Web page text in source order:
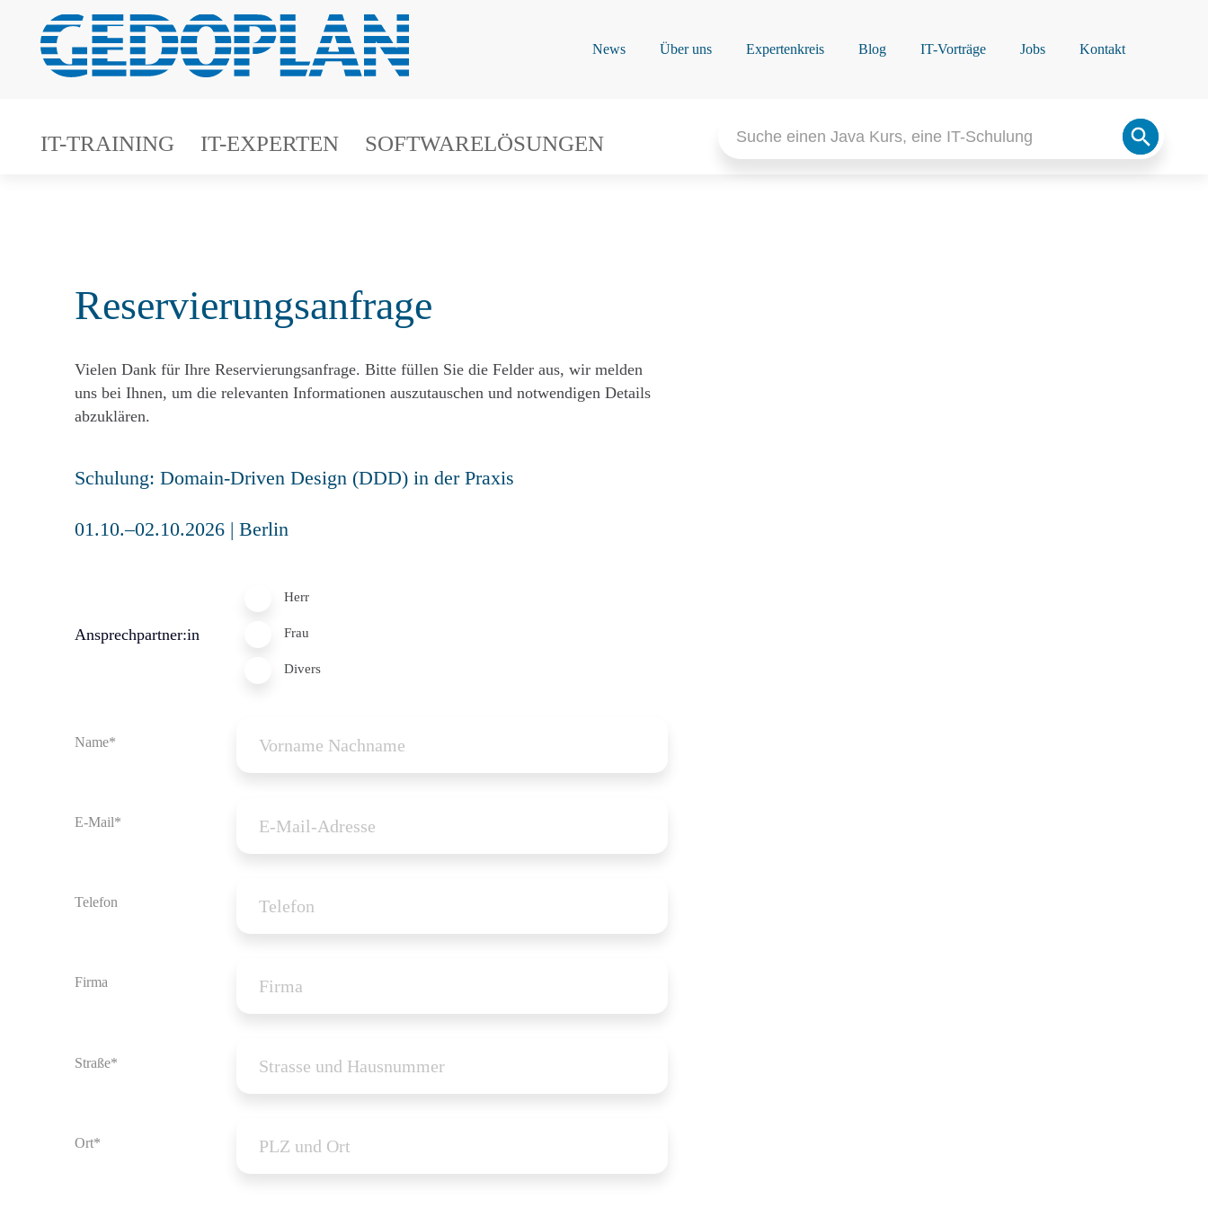
News Über uns Expertenkreis Blog IT-Vorträge Jobs Kontakt
IT-TRAINING IT-EXPERTEN SOFTWARELÖSUNGEN
Search
Button
Reservierungsanfrage
Vielen Dank für Ihre Reservierungsanfrage. Bitte füllen Sie die Felder aus, wir melden
uns bei Ihnen, um die relevanten Informationen auszutauschen und notwendigen Details
abzuklären.
Ansprechpartner:in
Herr
Frau
Divers
Name*
E-Mail*
Telefon
Firma
Straße*
Ort*